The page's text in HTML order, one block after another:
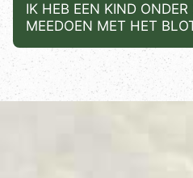
IK HEB EEN KIND
MEEDOEN MET HET